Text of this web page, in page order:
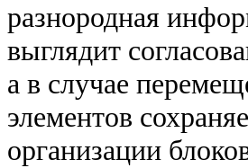
разнородная
выглядит
а в случае
элементов
организации